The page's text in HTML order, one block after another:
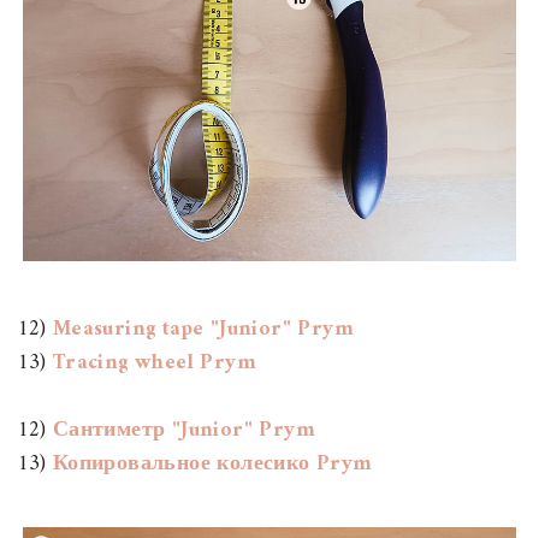
12)Measuring tape "Junior" Prym
13)Tracing wheel Prym
12) Сантиметр "Junior" Prym
13)Копировальное колесико Prym